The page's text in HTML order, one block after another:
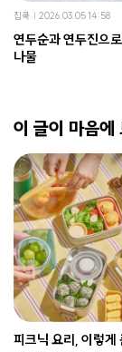
집쿡 2026.03.05 14:58
연두순과 연두진으
나물
이 글이 마음에
피크닉 요리, 이렇게